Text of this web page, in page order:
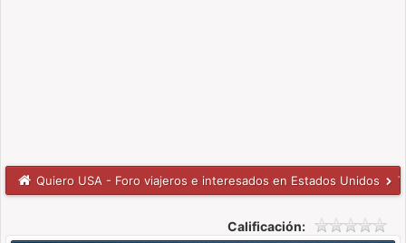
Quiero USA - Foro viajeros e interesados en Estados Unidos
Calificación: